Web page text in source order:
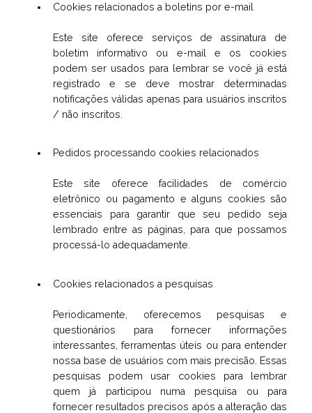
Cookies relacionados a boletins por e-mail
Este site oferece serviços de assinatura de
boletim informativo ou e-mail e os cookies
podem ser usados ​​para lembrar se você já está
registrado e se deve mostrar determinadas
notificações válidas apenas para usuários inscritos
/ não inscritos.
Pedidos processando cookies relacionados
Este site oferece facilidades de comércio
eletrônico ou pagamento e alguns cookies são
essenciais para garantir que seu pedido seja
lembrado entre as páginas, para que possamos
processá-lo adequadamente.
Cookies relacionados a pesquisas
Periodicamente, oferecemos pesquisas e
questionários para fornecer informações
interessantes, ferramentas úteis ou para entender
nossa base de usuários com mais precisão. Essas
pesquisas podem usar cookies para lembrar
quem já participou numa pesquisa ou para
fornecer resultados precisos após a alteração das